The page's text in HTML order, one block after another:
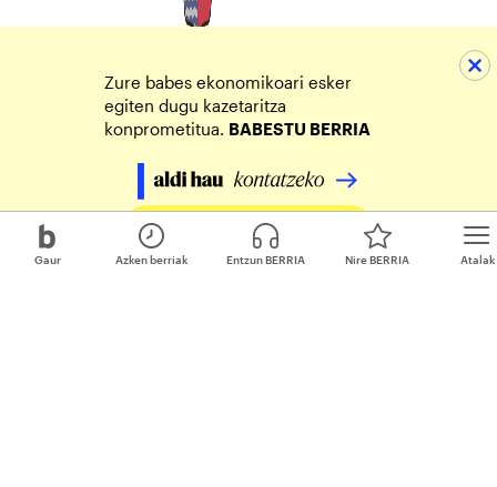
Gaur Atalak
Azken berriak Entzun BERRIA Nire BERRIA
Zure babes ekonomikoari esker
egiten dugu kazetaritza
konprometitua. BABESTU BERRIA
Egin zure ekarpena